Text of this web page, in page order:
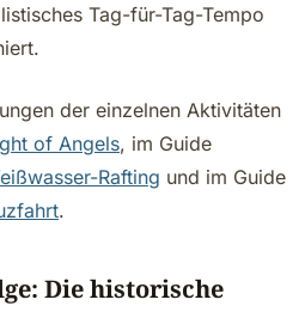
Tag-für-Tag-Tempo
der einzelnen Aktivitäten
of Angels, im Guide
Rafting und im Guide
.
Die historische